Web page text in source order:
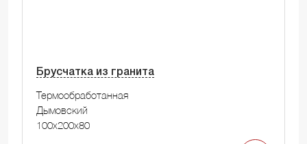
Брусчатка из гранита
Термообработанная
Дымовский
100x200x80